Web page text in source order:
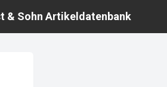
& Sohn Artikeldatenbank